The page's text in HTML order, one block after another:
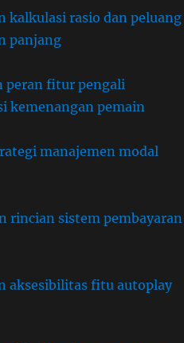
kalkulasi rasio dan peluang
panjang
peran fitur pengali
kemenangan pemain
manajemen modal
rincian sistem pembayaran
aksesibilitas fitu autoplay